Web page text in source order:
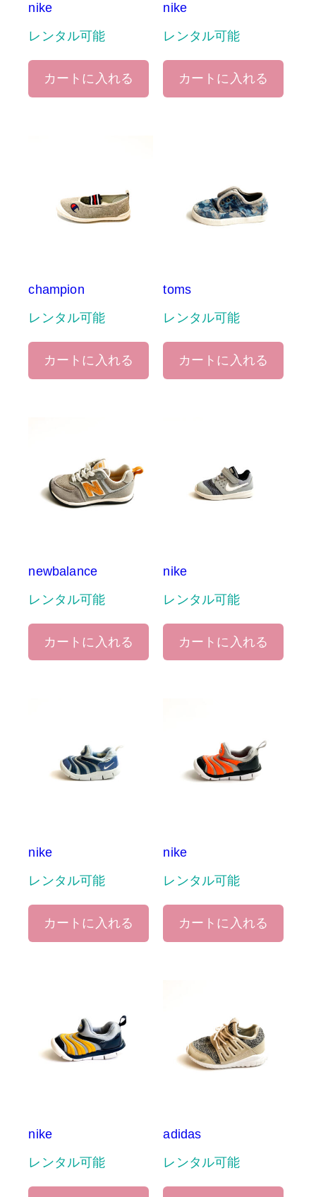
nike
レンタル可能
カートに入れる
nike
レンタル可能
カートに入れる
champion
レンタル可能
カートに入れる
toms
レンタル可能
カートに入れる
newbalance
レンタル可能
カートに入れる
nike
レンタル可能
カートに入れる
nike
レンタル可能
カートに入れる
nike
レンタル可能
カートに入れる
nike
レンタル可能
adidas
レンタル可能